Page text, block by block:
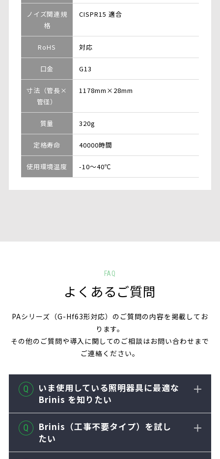
ノイズ関連規
格
CISPR15 適合
RoHS 対応
口金 G13
寸法（管長×
管径）
1178mm×28mm
質量 320g
定格寿命 40000時間
使用環境温度 -10～40℃
FAQ
よくあるご質問
PAシリーズ（G-Hf63形対応）のご質問の内容を掲載してお
ります。
その他のご質問や導入に関してのご相談はお問い合わせまで
ご連絡ください。
いま使用している照明器具に最適な
Brinis を知りたい
Brinis（工事不要タイプ）を試し
たい